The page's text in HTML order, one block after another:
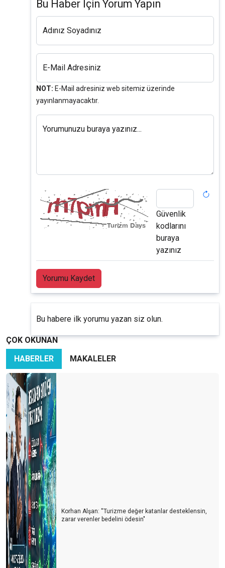
Bu Haber İçin Yorum Yapın
Adınız Soyadınız
E-Mail Adresiniz
NOT: E-Mail adresiniz web sitemiz üzerinde
yayınlanmayacaktır.
Yorumunuzu buraya yazınız...
Güvenlik
kodlarını
buraya
yazınız
Yorumu Kaydet
Bu habere ilk yorumu yazan siz olun.
ÇOK OKUNAN
HABERLER
MAKALELER
Korhan Alşan: ''Turizme değer katanlar desteklensin,
zarar verenler bedelini ödesin"